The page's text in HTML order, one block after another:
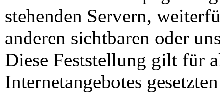
stehenden Servern,
anderen sichtbaren oder
Diese Feststellung gilt für
Internetangebotes